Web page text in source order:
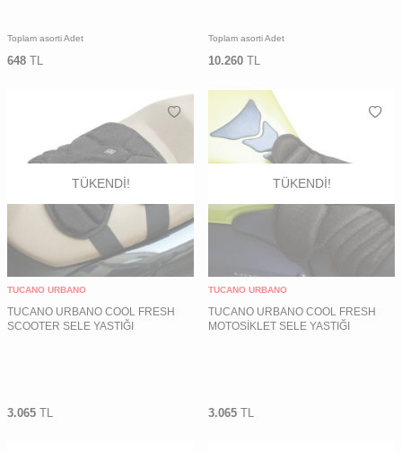
Toplam asorti Adet
648 TL
Toplam asorti Adet
10.260 TL
TÜKENDI!
TUCANO URBANO
TUCANO URBANO COOL FRESH
SCOOTER SELE YASTIĞI
3.065 TL
TÜKENDI!
TUCANO URBANO
TUCANO URBANO COOL FRESH
MOTOSİKLET SELE YASTIĞI
3.065 TL